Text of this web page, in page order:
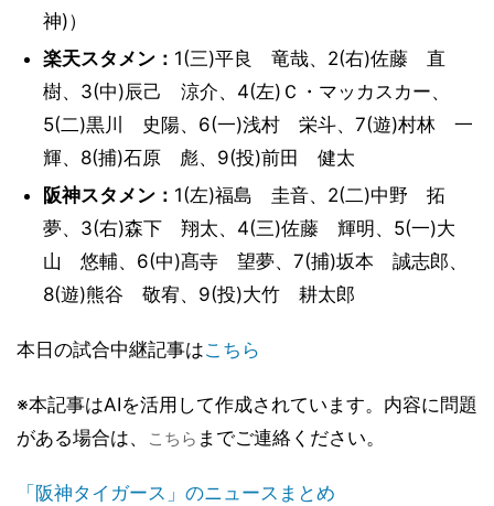
神)）
楽天スタメン： 1(三)平良 竜哉、2(右)佐藤 直
樹、3(中)辰己 涼介、4(左)Ｃ・マッカスカー、
5(二)黒川 史陽、6(一)浅村 栄斗、7(遊)村林 一
輝、8(捕)石原 彪、9(投)前田 健太
阪神スタメン： 1(左)福島 圭音、2(二)中野 拓
夢、3(右)森下 翔太、4(三)佐藤 輝明、5(一)大
山 悠輔、6(中)髙寺 望夢、7(捕)坂本 誠志郎、
8(遊)熊谷 敬宥、9(投)大竹 耕太郎
本日の試合中継記事はこちら
※本記事はAIを活用して作成されています。内容に問題
がある場合は、
こちら までご連絡ください。
「阪神タイガース」のニュースまとめ